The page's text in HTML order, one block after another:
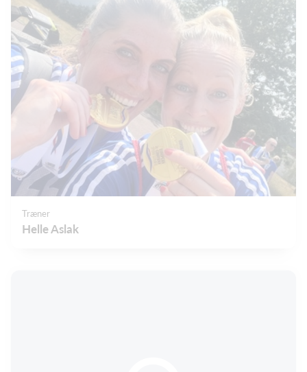
Træner
Helle Aslak